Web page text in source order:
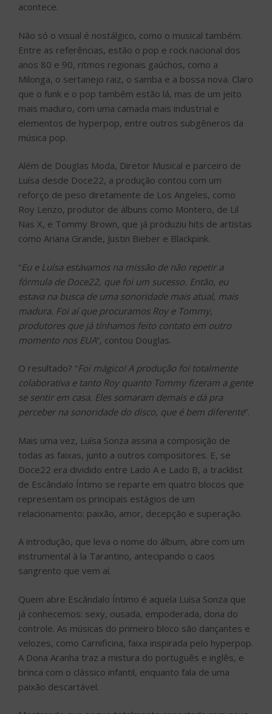
acontece.
Não só o visual é nostálgico, como o musical também.
Entre as referências, estão o pop e rock nacional dos
anos 80 e 90, ritmos regionais gaúchos, como a
Milonga, o sertanejo raiz, o samba e a bossa nova. Claro
que o funk e o pop também estão lá, mas de um jeito
mais maduro, com uma camada mais industrial e
elementos de hyperpop, entre outros subgêneros da
música pop.
Além de Douglas Moda, Diretor Musical e parceiro de
Luísa desde Doce22, a produção contou com um
reforço de peso diretamente de Los Angeles, como
Roy Lenzo, produtor de álbuns como Montero, de Lil
Nas X, e Tommy Brown, que já produziu hits de artistas
como Ariana Grande, Justin Bieber e Blackpink.
“Eu e Luísa estávamos na missão de não repetir a
fórmula de Doce22, que foi um sucesso. Então, eu
estava na busca de uma sonoridade mais atual, mais
madura. Foi aí que procuramos Roy e Tommy,
produtores que já tínhamos feito contato em outro
momento nos EUA”, contou Douglas.
O resultado? “Foi mágico! A produção foi totalmente
colaborativa e tanto Roy quanto Tommy fizeram a gente
se sentir em casa. Eles somaram demais e dá pra
perceber na sonoridade do disco, que é bem diferente”.
Mais uma vez, Luísa Sonza assina a composição de
todas as faixas, junto a outros compositores. E, se
Doce22 era dividido entre Lado A e Lado B, a tracklist
de Escândalo Íntimo se reparte em quatro blocos que
representam os principais estágios de um
relacionamento: paixão, amor, decepção e superação.
A introdução, que leva o nome do álbum, abre com um
instrumental à la Tarantino, antecipando o caos
sangrento que vem aí.
Quem abre Escândalo Íntimo é aquela Luísa Sonza que
já conhecemos: sexy, ousada, empoderada, dona do
controle. As músicas do primeiro bloco são dançantes e
velozes, como Carnificina, faixa inspirada pelo hyperpop.
A Dona Aranha traz a mistura do português e inglês, e
brinca com o clássico infantil, enquanto fala de uma
paixão descartável.